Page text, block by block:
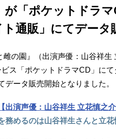
が「ポケットドラマ
ト通販」にてデータ
雌の園』（出演声優：山谷祥生
ス「ポケットドラマCD」に
データ販売開始となりました。
出演声優：山谷祥生 立花慎之介
務めるのは山谷祥生さんと立花